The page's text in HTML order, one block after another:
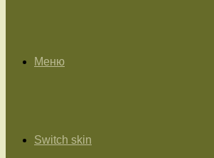
Меню
Switch skin